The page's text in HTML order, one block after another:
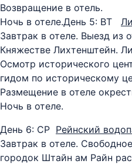
Возвращение в отель.
Ночь в отеле.День 5: ВТ
Завтрак в отеле. Выезд из
Княжестве Лихтенштейн.
Осмотр исторического
гидом по историческому
Размещение в отеле
Ночь в отеле.
День 6: СР Рейнский
Завтрак в отеле.
городок Штайн ам Райн